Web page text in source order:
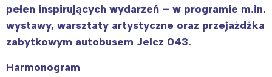
pełen inspirujących wydarzeń – w programie m.in.
wystawy, warsztaty artystyczne oraz przejażdżka
zabytkowym autobusem Jelcz 043.
Harmonogram